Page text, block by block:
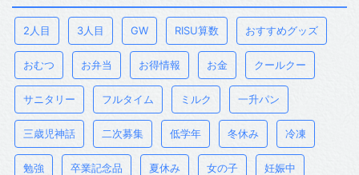
2人目 3人目 GW RISU算数 おすすめグッズ
おむつ お弁当 お得情報 お金 クールクー
サニタリー フルタイム ミルク 一升パン
三歳児神話 二次募集 低学年 冬休み 冷凍
勉強 卒業記念品 夏休み 女の子 妊娠中